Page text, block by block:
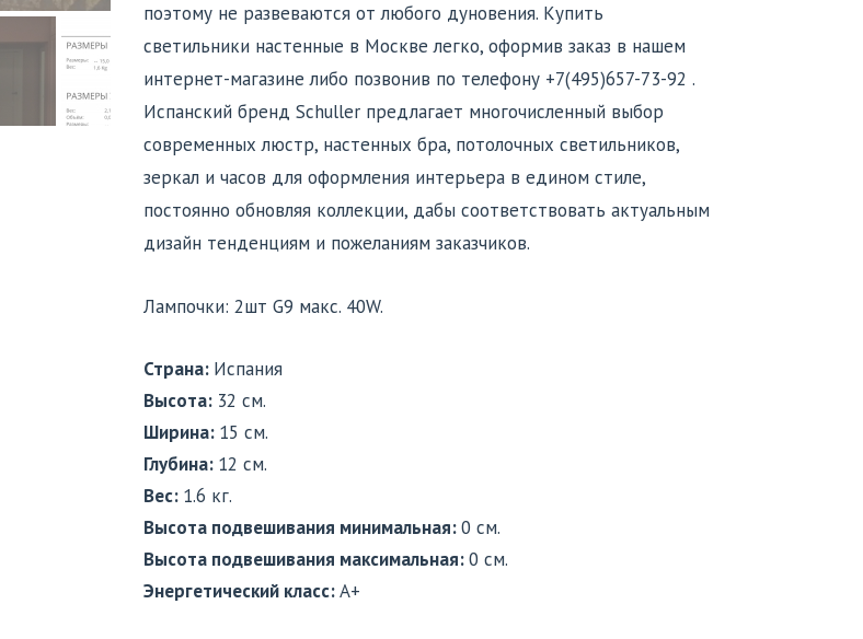
поэтому не развеваются от любого дуновения. Купить
светильники настенные в Москве легко, оформив заказ в нашем
интернет-магазине либо позвонив по телефону +7(495)657-73-92 .
Испанский бренд Schuller предлагает многочисленный выбор
современных люстр, настенных бра, потолочных светильников,
зеркал и часов для оформления интерьера в едином стиле,
постоянно обновляя коллекции, дабы соответствовать актуальным
дизайн тенденциям и пожеланиям заказчиков.
Лампочки: 2шт G9 мaкс. 40W.
Страна: Испания
Высота: 32 см.
Ширина: 15 см.
Глубина: 12 см.
Вес: 1.6 кг.
Высота подвешивания минимальная:0 см.
Высота подвешивания максимальная:0 см.
Энергетический класс:A+